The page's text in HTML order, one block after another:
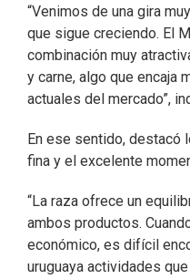
“Venimos de una gira
que sigue creciendo. El
combinación muy
y carne, algo que encaja
actuales del mercado”,
En ese sentido, destacó
fina y el excelente
“La raza ofrece un
ambos productos.
económico, es difícil
uruguaya actividades